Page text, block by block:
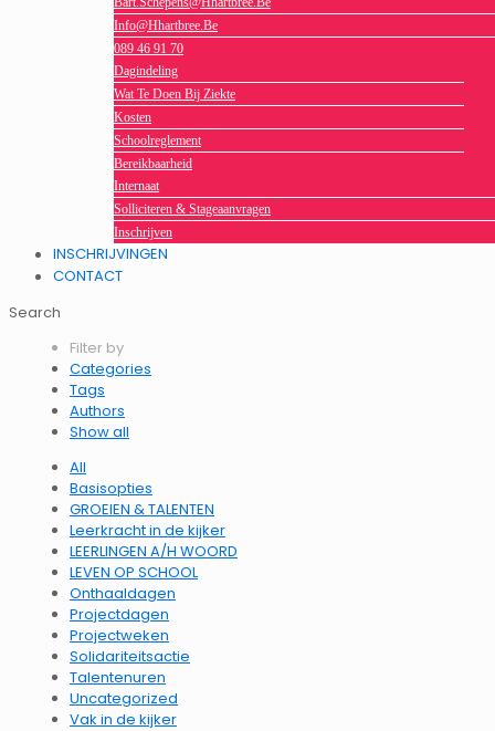
Info@hhartbree.be
089 46 91 70
Dagindeling
Wat Te Doen Bij Ziekte
Kosten
Schoolreglement
Bereikbaarheid
Internaat
Solliciteren & Stageaanvragen
Inschrijven
INSCHRIJVINGEN
CONTACT
Search
Filter by
Categories
Tags
Authors
Show all
All
Basisopties
GROEIEN & TALENTEN
Leerkracht in de kijker
LEERLINGEN A/H WOORD
LEVEN OP SCHOOL
Onthaaldagen
Projectdagen
Projectweken
Solidariteitsactie
Talentenuren
Uncategorized
Vak in de kijker